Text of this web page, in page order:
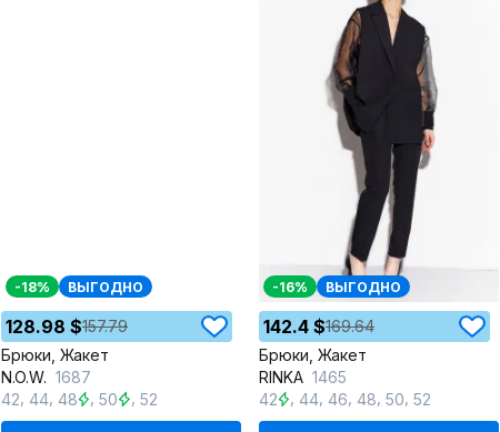
-18% ВЫГОДНО
128.98 $157.79
Брюки, Жакет
N.O.W. 1687
42 44 48 ,50 52
-16% ВЫГОДНО
142.4 $169.64
Брюки, Жакет
RINKA 1465
42
44 46 48 ,50 ,52